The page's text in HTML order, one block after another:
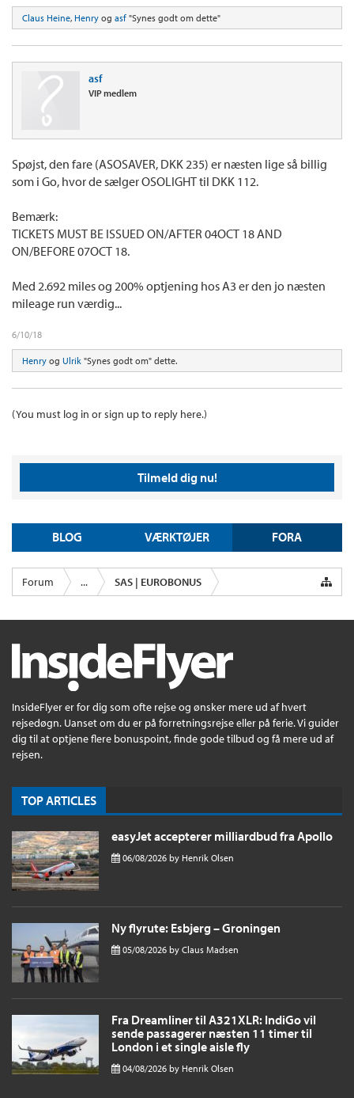
Claus Heine, Henry og asf "Synes godt om dette"
asf
VIP medlem
Spøjst, den fare (ASOSAVER, DKK 235) er næsten lige så billig
som i Go, hvor de sælger OSOLIGHT til DKK 112.
Bemærk:
TICKETS MUST BE ISSUED ON/AFTER 04OCT 18 AND
ON/BEFORE 07OCT 18.
Med 2.692 miles og 200% optjening hos A3 er den jo næsten
mileage run værdig...
6/10/18
Henry og Ulrik "Synes godt om" dette.
(You must log in or sign up to reply here.)
Tilmeld dig nu!
BLOG VÆRKTØJER FORA
Forum ... SAS | EUROBONUS
InsideFlyer er for dig som ofte rejse og ønsker mere ud af hvert
rejsedøgn. Uanset om du er på forretningsrejse eller på ferie. Vi guider
dig til at optjene flere bonuspoint, finde gode tilbud og få mere ud af
rejsen.
TOP ARTICLES
easyJet accepterer milliardbud fra Apollo
06/08/2026 by Henrik Olsen
Ny flyrute: Esbjerg – Groningen
05/08/2026 by Claus Madsen
Fra Dreamliner til A321XLR: IndiGo vil
sende passagerer næsten 11 timer til
London i et single aisle fly
04/08/2026 by Henrik Olsen